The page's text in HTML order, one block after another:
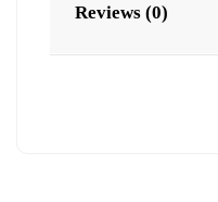
Reviews (0)